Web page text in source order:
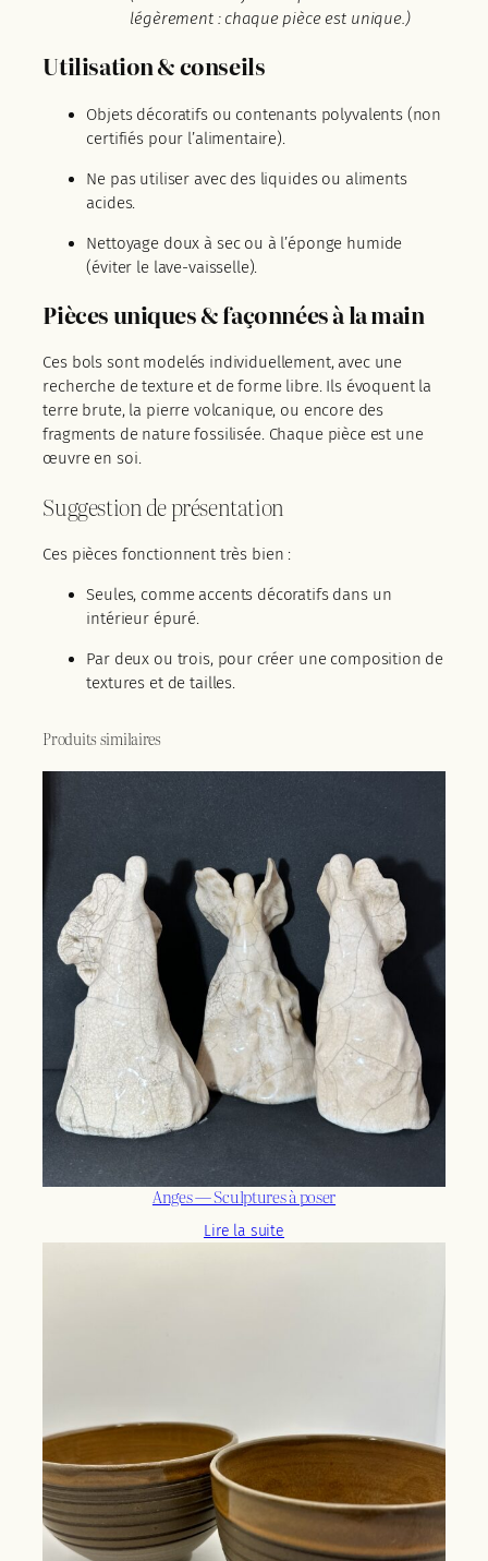
légèrement : chaque pièce est unique.)
Utilisation & conseils
Objets décoratifs ou contenants polyvalents (non
certifiés pour l’alimentaire).
Ne pas utiliser avec des liquides ou aliments
acides.
Nettoyage doux à sec ou à l’éponge humide
(éviter le lave-vaisselle).
Pièces uniques & façonnées à la main
Ces bols sont modelés individuellement, avec une
recherche de texture et de forme libre. Ils évoquent la
terre brute, la pierre volcanique, ou encore des
fragments de nature fossilisée. Chaque pièce est une
œuvre en soi.
Suggestion de présentation
Ces pièces fonctionnent très bien :
Seules, comme accents décoratifs dans un
intérieur épuré.
Par deux ou trois, pour créer une composition de
textures et de tailles.
Produits similaires
Anges — Sculptures à poser
Lire la suite